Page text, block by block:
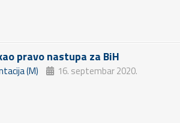
pravo nastupa za BiH
(M)
16. septembar 2020.